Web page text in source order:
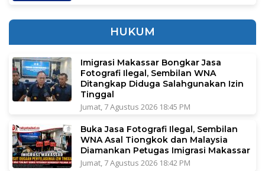
HUKUM
Imigrasi Makassar Bongkar Jasa
Fotografi Ilegal, Sembilan WNA
Ditangkap Diduga Salahgunakan Izin
Tinggal
Jumat, 7 Agustus 2026 18:45 PM
Buka Jasa Fotografi Ilegal, Sembilan
WNA Asal Tiongkok dan Malaysia
Diamankan Petugas Imigrasi Makassar
Jumat, 7 Agustus 2026 18:42 PM